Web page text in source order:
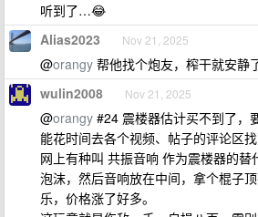
听到了…😂
Alias2023 Nov 21, 2025
@orangy 帮他找个炮友，榨干就安静
wulin2008 Nov 21, 2025
@orangy #24 震楼器估计买不到了，
能花时间去各个视频、帖子的评论区找
网上有种叫 共振音响 作为震楼器的替
泡沫，然后音响放在中间，拿个棍子
乐，价格涨了好多。